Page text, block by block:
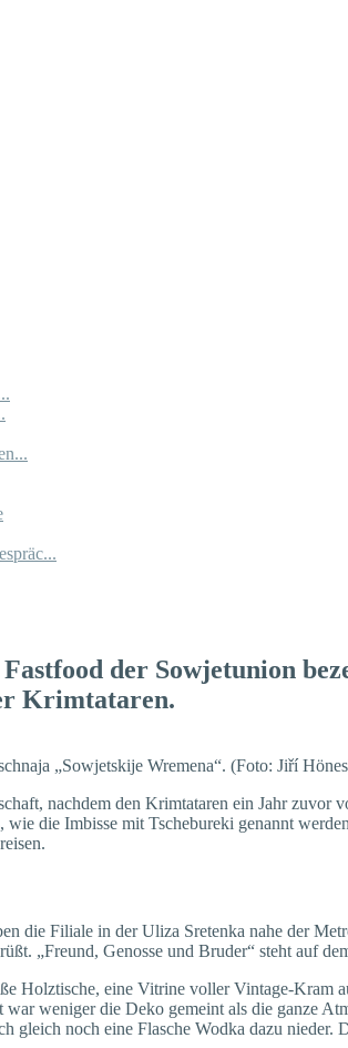
Fastfood der Sowjetunion
Krimtataren.
„Sowjetskije Wremena“. (Foto: Jiří
nachdem den Krimtataren ein Jahr zuvor
wie die Imbisse mit Tschebureki genannt
die Filiale in der Uliza Sretenka nahe der
„Freund, Genosse und Bruder“ steht auf
Holztische, eine Vitrine voller Vintage-Kram
weniger die Deko gemeint als die ganze
gleich noch eine Flasche Wodka dazu